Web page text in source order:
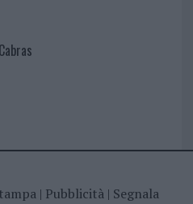
| Pubblicità| Segnala